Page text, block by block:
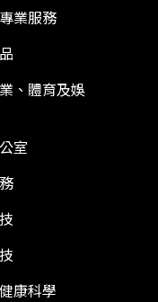
業服務
、體育及娛
室
康科學